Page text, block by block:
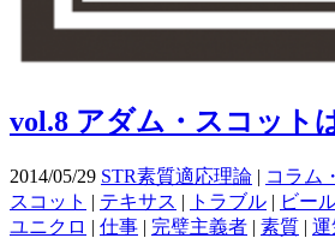
vol.8 アダム・スコット
2014/05/29 STR素質適応理論 | コラム
スコット | テキサス | トラブル | ビー
ユニクロ | 仕事 | 完璧主義者 | 素質 | 運